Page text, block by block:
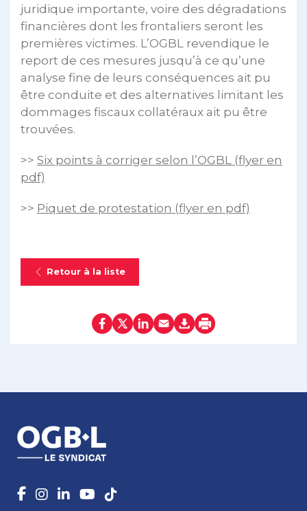
juridique importante, voire des dégradations
financières dont les frontaliers seront les
premières victimes. L’OGBL revendique le
report de ces mesures jusqu’à ce qu’une
analyse fine de leurs conséquences ait pu
être conduite et des alternatives limitant les
dommages fiscaux collatéraux ait pu être
trouvées.
>> Six points à corriger selon l’OGBL (flyer en
pdf)
>> Piquet de protestation (flyer en pdf)
Retour à la liste